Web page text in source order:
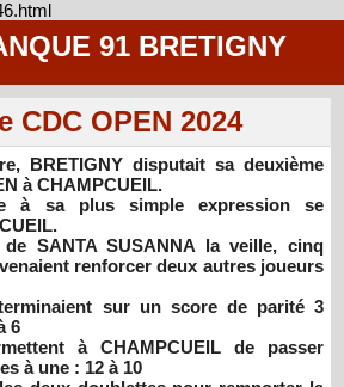
91 BRETIGNY
CDC OPEN 2024
BRETIGNY disputait sa deuxième
à CHAMPCUEIL.
à sa plus simple expression se
SANTA SUSANNA la veille, cinq
renforcer deux autres joueurs
sur un score de parité 3
6
à CHAMPCUEIL de passer
à une : 12 à 10